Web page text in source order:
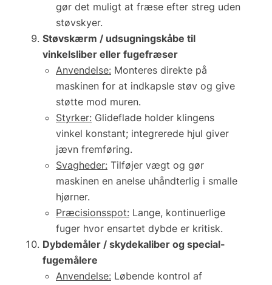
gør det muligt at fræse efter streg uden
støvskyer.
Støvskærm / udsugningskåbe til
vinkelsliber eller fugefræser
Anvendelse: Monteres direkte på
maskinen for at indkapsle støv og give
støtte mod muren.
Styrker: Glideflade holder klingens
vinkel konstant; integrerede hjul giver
jævn fremføring.
Svagheder: Tilføjer vægt og gør
maskinen en anelse uhåndterlig i smalle
hjørner.
Præcisionsspot: Lange, kontinuerlige
fuger hvor ensartet dybde er kritisk.
Dybdemåler / skydekaliber og special-
fugemålere
Anvendelse: Løbende kontrol af